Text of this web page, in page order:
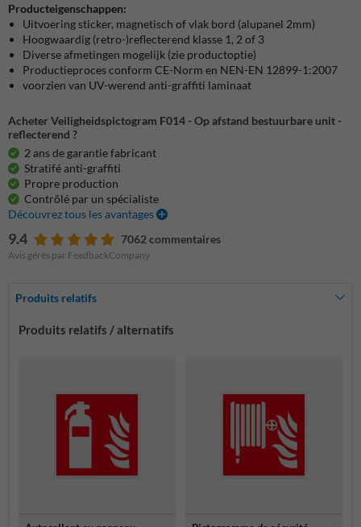
Producteigenschappen:
Uitvoering sticker, magnetisch of vlak bord (alupanel 2mm)
Hoogwaardig (retro-)reflecterend klasse 1, 2 of 3
Diverse afmetingen mogelijk (zie productoptie)
Productieproces conform CE-Norm en NEN-EN 12899-1:2007
voorzien van UV-werend anti-graffiti laminaat
Acheter Veiligheidspictogram F014 - Op afstand bestuurbare unit -
reflecterend ?
2 ans de garantie fabricant
Stratifé anti-graffiti
Propre production
Contrôlé par un spécialiste
Découvrez tous les avantages
9.4 7062 commentaires
Avis gérés par FeedbackCompany
Produits relatifs
Produits relatifs / alternatifs